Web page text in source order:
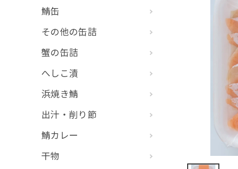
鯖缶
その他の缶詰
蟹の缶詰
へしこ漬
浜焼き鯖
出汁・削り節
鯖カレー
干物